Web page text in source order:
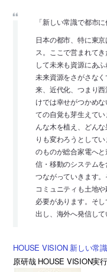
「新しい常識で都市
日本の都市、特に東
ス。ここで営まれて
して未来も資源にあ
未来資源をさがさな
来、近代化、つまり
けでは幸せがつかめ
ての自覚も芽生えて
んな木を植え、どん
りも変わろうとして
のものが総合家電へ
信・移動のシステム
つながっていきます。
コミュニティも土地
必要があります。そ
出し、海外へ発信して
HOUSE VISION 新しい常
原研哉 HOUSE VISION実